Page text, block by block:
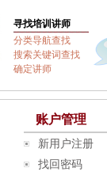
寻找培训讲师
分类导航查找
搜索关键词查找
确定讲师
账户管理
新用户注册
找回密码